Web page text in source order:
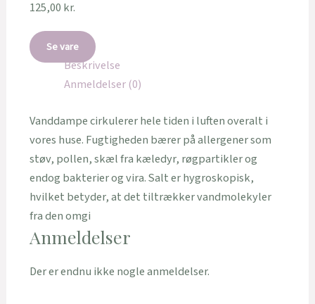
125,00 kr.
Se vare
Beskrivelse
Anmeldelser (0)
Vanddampe cirkulerer hele tiden i luften overalt i
vores huse. Fugtigheden bærer på allergener som
støv, pollen, skæl fra kæledyr, røgpartikler og
endog bakterier og vira. Salt er hygroskopisk,
hvilket betyder, at det tiltrækker vandmolekyler
fra den omgi
Anmeldelser
Der er endnu ikke nogle anmeldelser.